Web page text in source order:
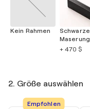
Kein Rahmen
Schwarze
Maserung
+ 470 $
2. Größe auswählen
Empfohlen